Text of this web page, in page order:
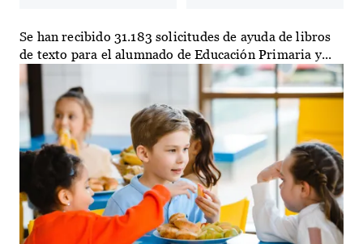
Se han recibido 31.183 solicitudes de ayuda de libros
de texto para el alumnado de Educación Primaria y...